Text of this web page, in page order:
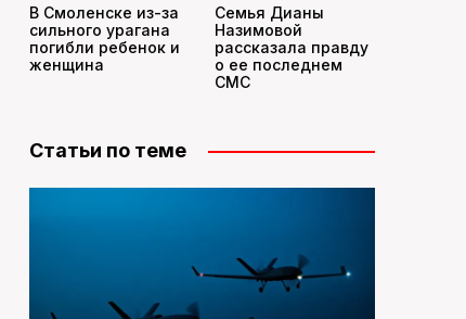
В Смоленске из-за
сильного урагана
погибли ребенок и
женщина
Семья Дианы
Назимовой
рассказала правду
о ее последнем
СМС
Статьи по теме